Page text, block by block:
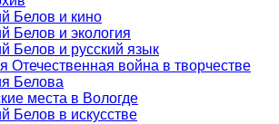
Белов и кино
Белов и экология
Белов и русский язык
Отечественная война в творчестве
Белова
места в Вологде
Белов в искусстве